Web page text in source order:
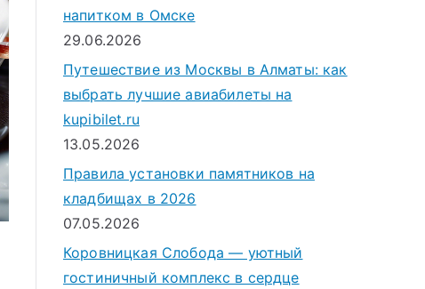
напитком в Омске
29.06.2026
Путешествие из Москвы в Алматы: как
выбрать лучшие авиабилеты на
kupibilet.ru
13.05.2026
Правила установки памятников на
кладбищах в 2026
07.05.2026
Коровницкая Слобода — уютный
гостиничный комплекс в сердце